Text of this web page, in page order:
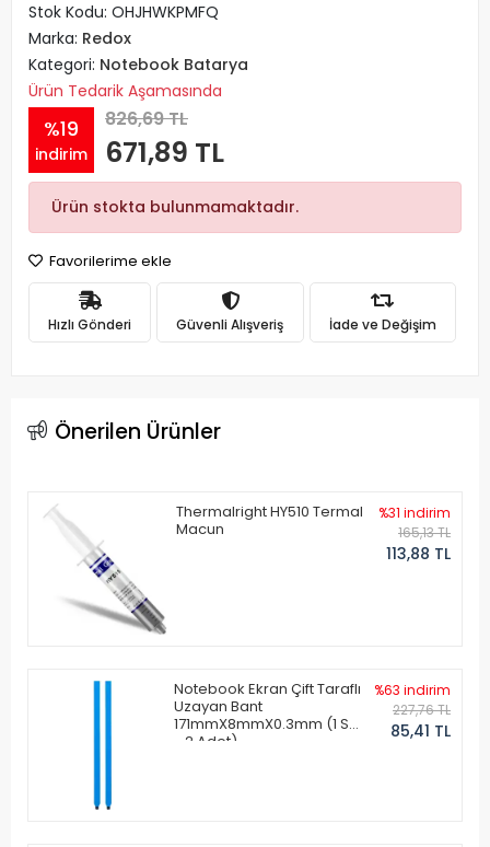
Stok Kodu: OHJHWKPMFQ
Marka: Redox
Kategori: Notebook Batarya
Ürün Tedarik Aşamasında
%19
indirim
826,69 TL
671,89 TL
Ürün stokta bulunmamaktadır.
Favorilerime ekle
Hızlı Gönderi Güvenli Alışveriş İade ve Değişim
Önerilen Ürünler
Thermalright HY510 Termal
Macun
%31 indirim
165,13 TL
113,88 TL
Notebook Ekran Çift Taraflı
Uzayan Bant
171mmX8mmX0.3mm (1 Set
- 2 Adet)
%63 indirim
227,76 TL
85,41 TL